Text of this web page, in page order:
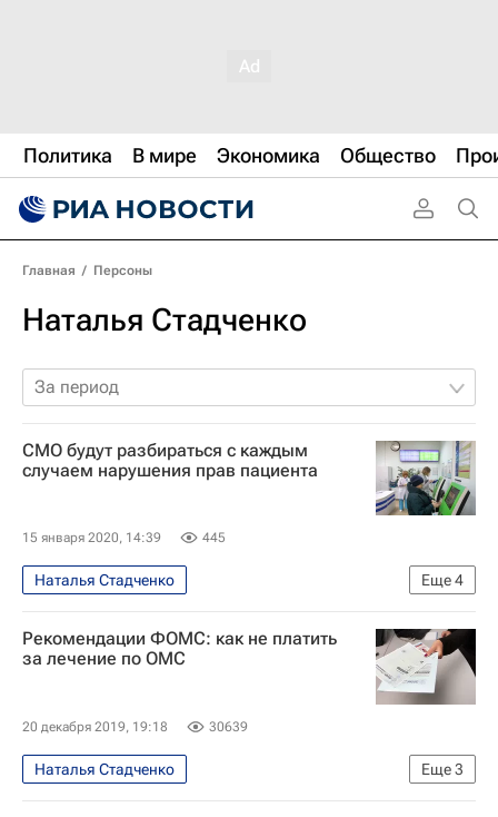
Политика В мире Экономика Общество
Главная / Персоны
Наталья Стадченко
За период
СМО будут разбираться с каждым
случаем нарушения прав пациента
15 января 2020, 14:39 445
Еще4
Наталья Стадченко
Обязательное медицинское страхование
Общество
Здоровье Россия
Рекомендации ФОМС: как не платить
за лечение по ОМС
20 декабря 2019, 19:18 30639
Еще3
Наталья Стадченко
Обязательное медицинское страхование